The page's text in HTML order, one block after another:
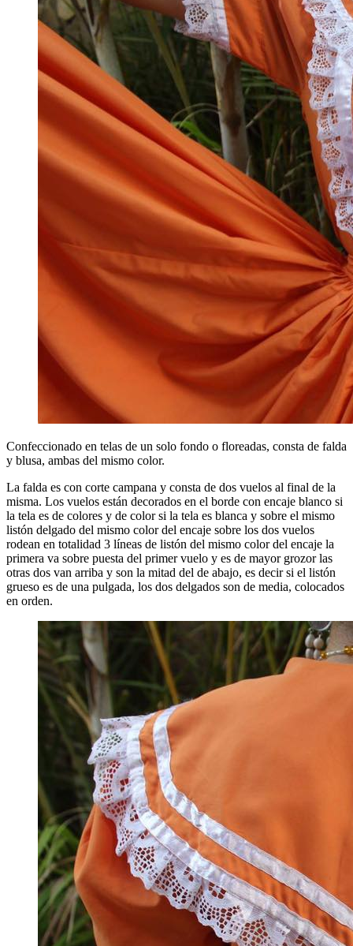
Confeccionado en telas de un solo fondo o floreadas, consta de falda
y blusa, ambas del mismo color.
La falda es con corte campana y consta de dos vuelos al final de la
misma. Los vuelos están decorados en el borde con encaje blanco si
la tela es de colores y de color si la tela es blanca y sobre el mismo
listón delgado del mismo color del encaje sobre los dos vuelos
rodean en totalidad 3 líneas de listón del mismo color del encaje la
primera va sobre puesta del primer vuelo y es de mayor grozor las
otras dos van arriba y son la mitad del de abajo, es decir si el listón
grueso es de una pulgada, los dos delgados son de media, colocados
en orden.